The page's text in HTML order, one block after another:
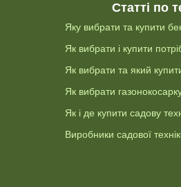
Статті по
Яку вибрати та купити
Як вибрати і купити
Як вибрати та який
Як вибрати
Як і де купити садову
Виробники садової